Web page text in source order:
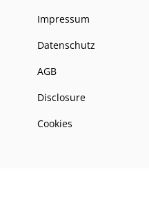
Impressum
Datenschutz
AGB
Disclosure
Cookies